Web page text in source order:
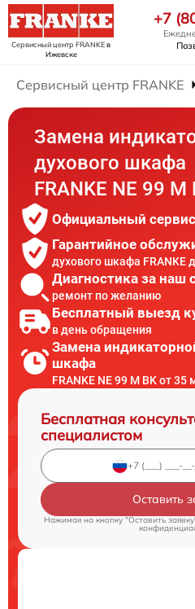
Сервисный центр FRANKEв
Ижевске
+7
Сервисный центр FRANKE
Замена
духового шкафа
FRANKE NE 99 M
Официальный сервис
Гарантийное
духового шкафа FRANKE
Диагностика за наш
ремонт по желанию
Бесплатный выезд
в день обращения
Замена
шкафа
FRANKE NE 99 M BK от 35
Бесплатная
специалистом
Оставить
Нажимая на кнопку "Оставить